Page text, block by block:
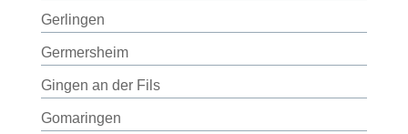
Gerlingen
Germersheim
Gingen an der Fils
Gomaringen